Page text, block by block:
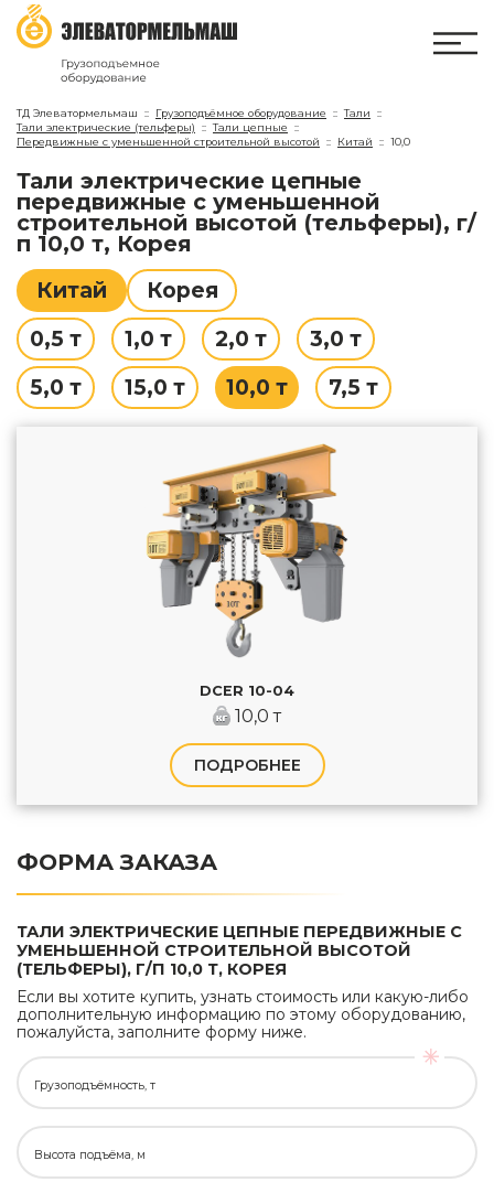
ТД Элеватормельмаш Грузоподъёмное оборудование
Тали
Тали электрические (тельферы)
Тали цепные
Передвижные с уменьшенной строительной высотой
Китай 10,0
Тали электрические цепные
передвижные с уменьшенной
строительной высотой (тельферы), г/
п 10,0 т, Корея
Китай
0,5 т
1,0 т 2,0 т
3,0 т
5,0 т
15,0 т 10,0 т 7,5 т
Корея
DCER 10-04
10,0 т
ПОДРОБНЕЕ
ФОРМА ЗАКАЗА
ТАЛИ ЭЛЕКТРИЧЕСКИЕ ЦЕПНЫЕ ПЕРЕДВИЖНЫЕ С
УМЕНЬШЕННОЙ СТРОИТЕЛЬНОЙ ВЫСОТОЙ
(ТЕЛЬФЕРЫ), Г/П 10,0 Т, КОРЕЯ
Если вы хотите купить, узнать стоимость или какую-либо
дополнительную информацию по этому оборудованию,
пожалуйста, заполните форму ниже.
Грузоподъёмность, т
Высота подъёма, м